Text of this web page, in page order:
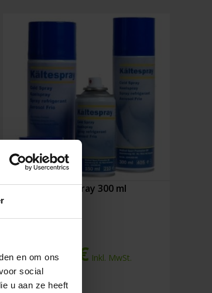
en om ons
social
u aan ze heeft
Kältespray 300 ml
6,96 € Inkl. MwSt.